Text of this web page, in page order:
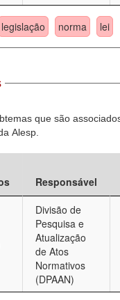
legislação norma lei
que são
Alesp.
Responsável
Divisão de
Pesquisa e
Atualização
de Atos
Normativos
(DPAAN)